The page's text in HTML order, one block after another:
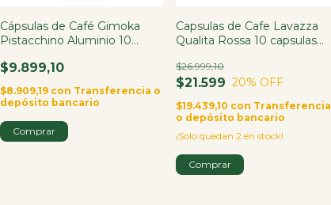
Cápsulas de Café Gimoka
Pistacchino Aluminio 10
$9.899,10
$8.909,19 con Transferencia o
depósito bancario
Capsulas de Cafe Lavazza
Qualita Rossa 10 capsulas
$21.599
$26.999,10
20% OFF
$19.439,10 con Transferencia
o depósito bancario
¡Solo quedan2 en stock!